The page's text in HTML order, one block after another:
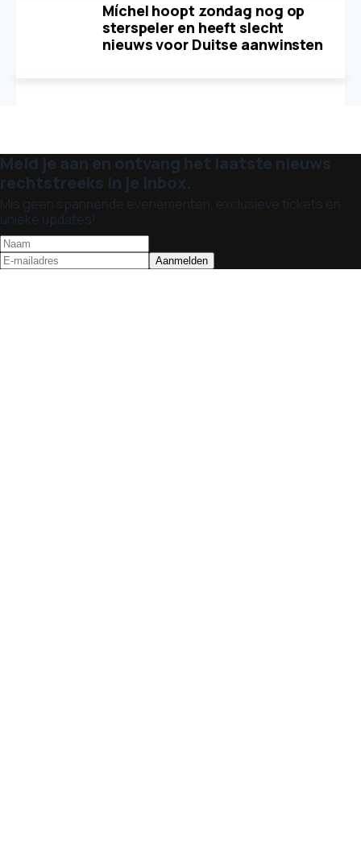
Míchel hoopt zondag nog op
sterspeler en heeft slecht
nieuws voor Duitse aanwinsten
Meld je aan en ontvang het laatste nieuws
rechtstreeks in je inbox.
Mis geen spannende evenementen, exclusieve tickets en
unieke updates!